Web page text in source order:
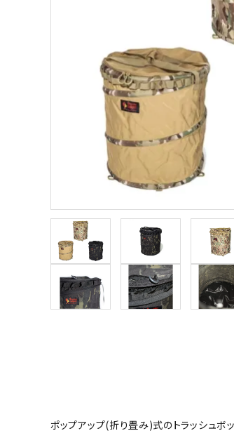
ポップアップ(折り畳み)式のトラッシュボッ